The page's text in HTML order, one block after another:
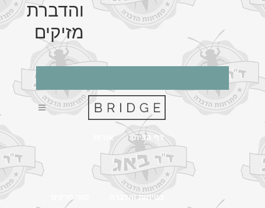
והדברת
מזיקים
דף הבית אודות
בטיחות והדברה סוגי חרקים